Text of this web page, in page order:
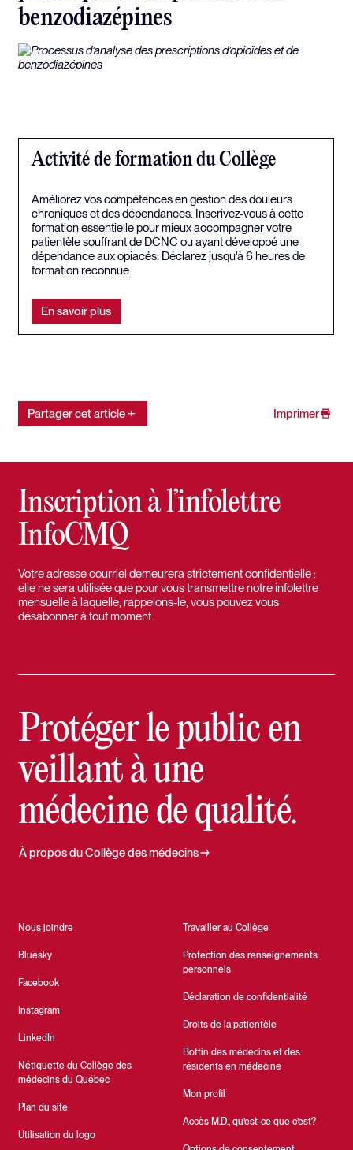
benzodiazépines
Activité de formation du Collège
Améliorez vos compétences en gestion des douleurs
chroniques et des dépendances. Inscrivez-vous à cette
formation essentielle pour mieux accompagner votre
patientèle souffrant de DCNC ou ayant développé une
dépendance aux opiacés. Déclarez jusqu'à 6 heures de
formation reconnue.
En savoir plus
Partager cet article Imprimer
Inscription à l’infolettre
InfoCMQ
Votre adresse courriel demeurera strictement confidentielle :
elle ne sera utilisée que pour vous transmettre notre infolettre
mensuelle à laquelle, rappelons-le, vous pouvez vous
désabonner à tout moment.
Protéger le public en
veillant à une
médecine de qualité.
Nous joindre
Bluesky
Facebook
Instagram
LinkedIn
Nétiquette du Collège des
médecins du Québec
Plan du site
Utilisation du logo
Travailler au Collège
Protection des renseignements
personnels
Déclaration de confidentialité
Droits de la patientèle
Bottin des médecins et des
résidents en médecine
Mon profil
Accès M.D., qu’est-ce que c’est?
À propos du Collège des médecins